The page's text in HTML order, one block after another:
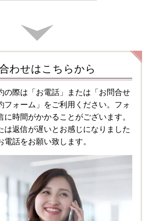
わせはこちらから
の際は「お電話」または「お問合せ
フォーム」をご利用ください。フォ
に時間がかかることがございます。
は返信が遅いとお感じになりました
電話をお願い致します。